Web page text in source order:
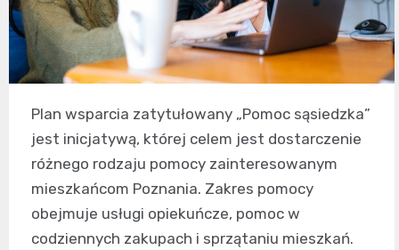
Plan wsparcia zatytułowany „Pomoc sąsiedzka”
jest inicjatywą, której celem jest dostarczenie
różnego rodzaju pomocy zainteresowanym
mieszkańcom Poznania. Zakres pomocy
obejmuje usługi opiekuńcze, pomoc w
codziennych zakupach i sprzątaniu mieszkań.